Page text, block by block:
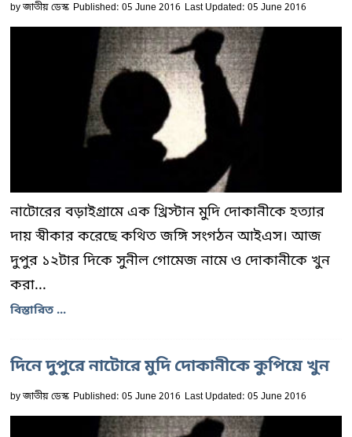
byজাতীয় ডেস্ক Published: 05 June 2016 Last Updated: 05 June 2016
নাটোরের বড়াইগ্রামে এক খ্রিস্টান মুদি দোকানীকে হত্যার
দায় স্বীকার করেছে কথিত জঙ্গি সংগঠন আইএস। আজ
দুপুর ১২টার দিকে সুনীল গোমেজ নামে ও দোকানীকে খুন
করা...
বিস্তারিত ...
দিনে দুপুরে নাটোরে মুদি দোকানীকে কুপিয়ে খুন
byজাতীয় ডেস্ক Published: 05 June 2016 Last Updated: 05 June 2016